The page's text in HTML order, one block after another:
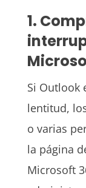
1.
Si Outlook
lentitud,
o varias
la página
Microsoft